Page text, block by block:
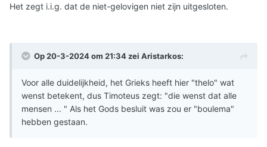
Het zegt i.i.g. dat de niet-gelovigen niet zijn uitgesloten.
Op 20-3-2024 om 21:34 zei Aristarkos:
Voor alle duidelijkheid, het Grieks heeft hier "thelo" wat
wenst betekent, dus Timoteus zegt: "die wenst dat alle
mensen ... " Als het Gods besluit was zou er "boulema"
hebben gestaan.